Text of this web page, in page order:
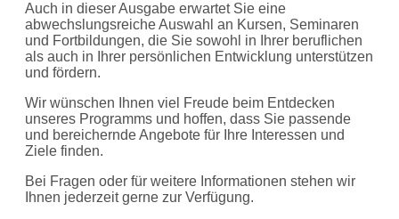
Auch in dieser Ausgabe erwartet Sie eine
abwechslungsreiche Auswahl an Kursen, Seminaren
und Fortbildungen, die Sie sowohl in Ihrer beruflichen
als auch in Ihrer persönlichen Entwicklung unterstützen
und fördern.
Wir wünschen Ihnen viel Freude beim Entdecken
unseres Programms und hoffen, dass Sie passende
und bereichernde Angebote für Ihre Interessen und
Ziele finden.
Bei Fragen oder für weitere Informationen stehen wir
Ihnen jederzeit gerne zur Verfügung.